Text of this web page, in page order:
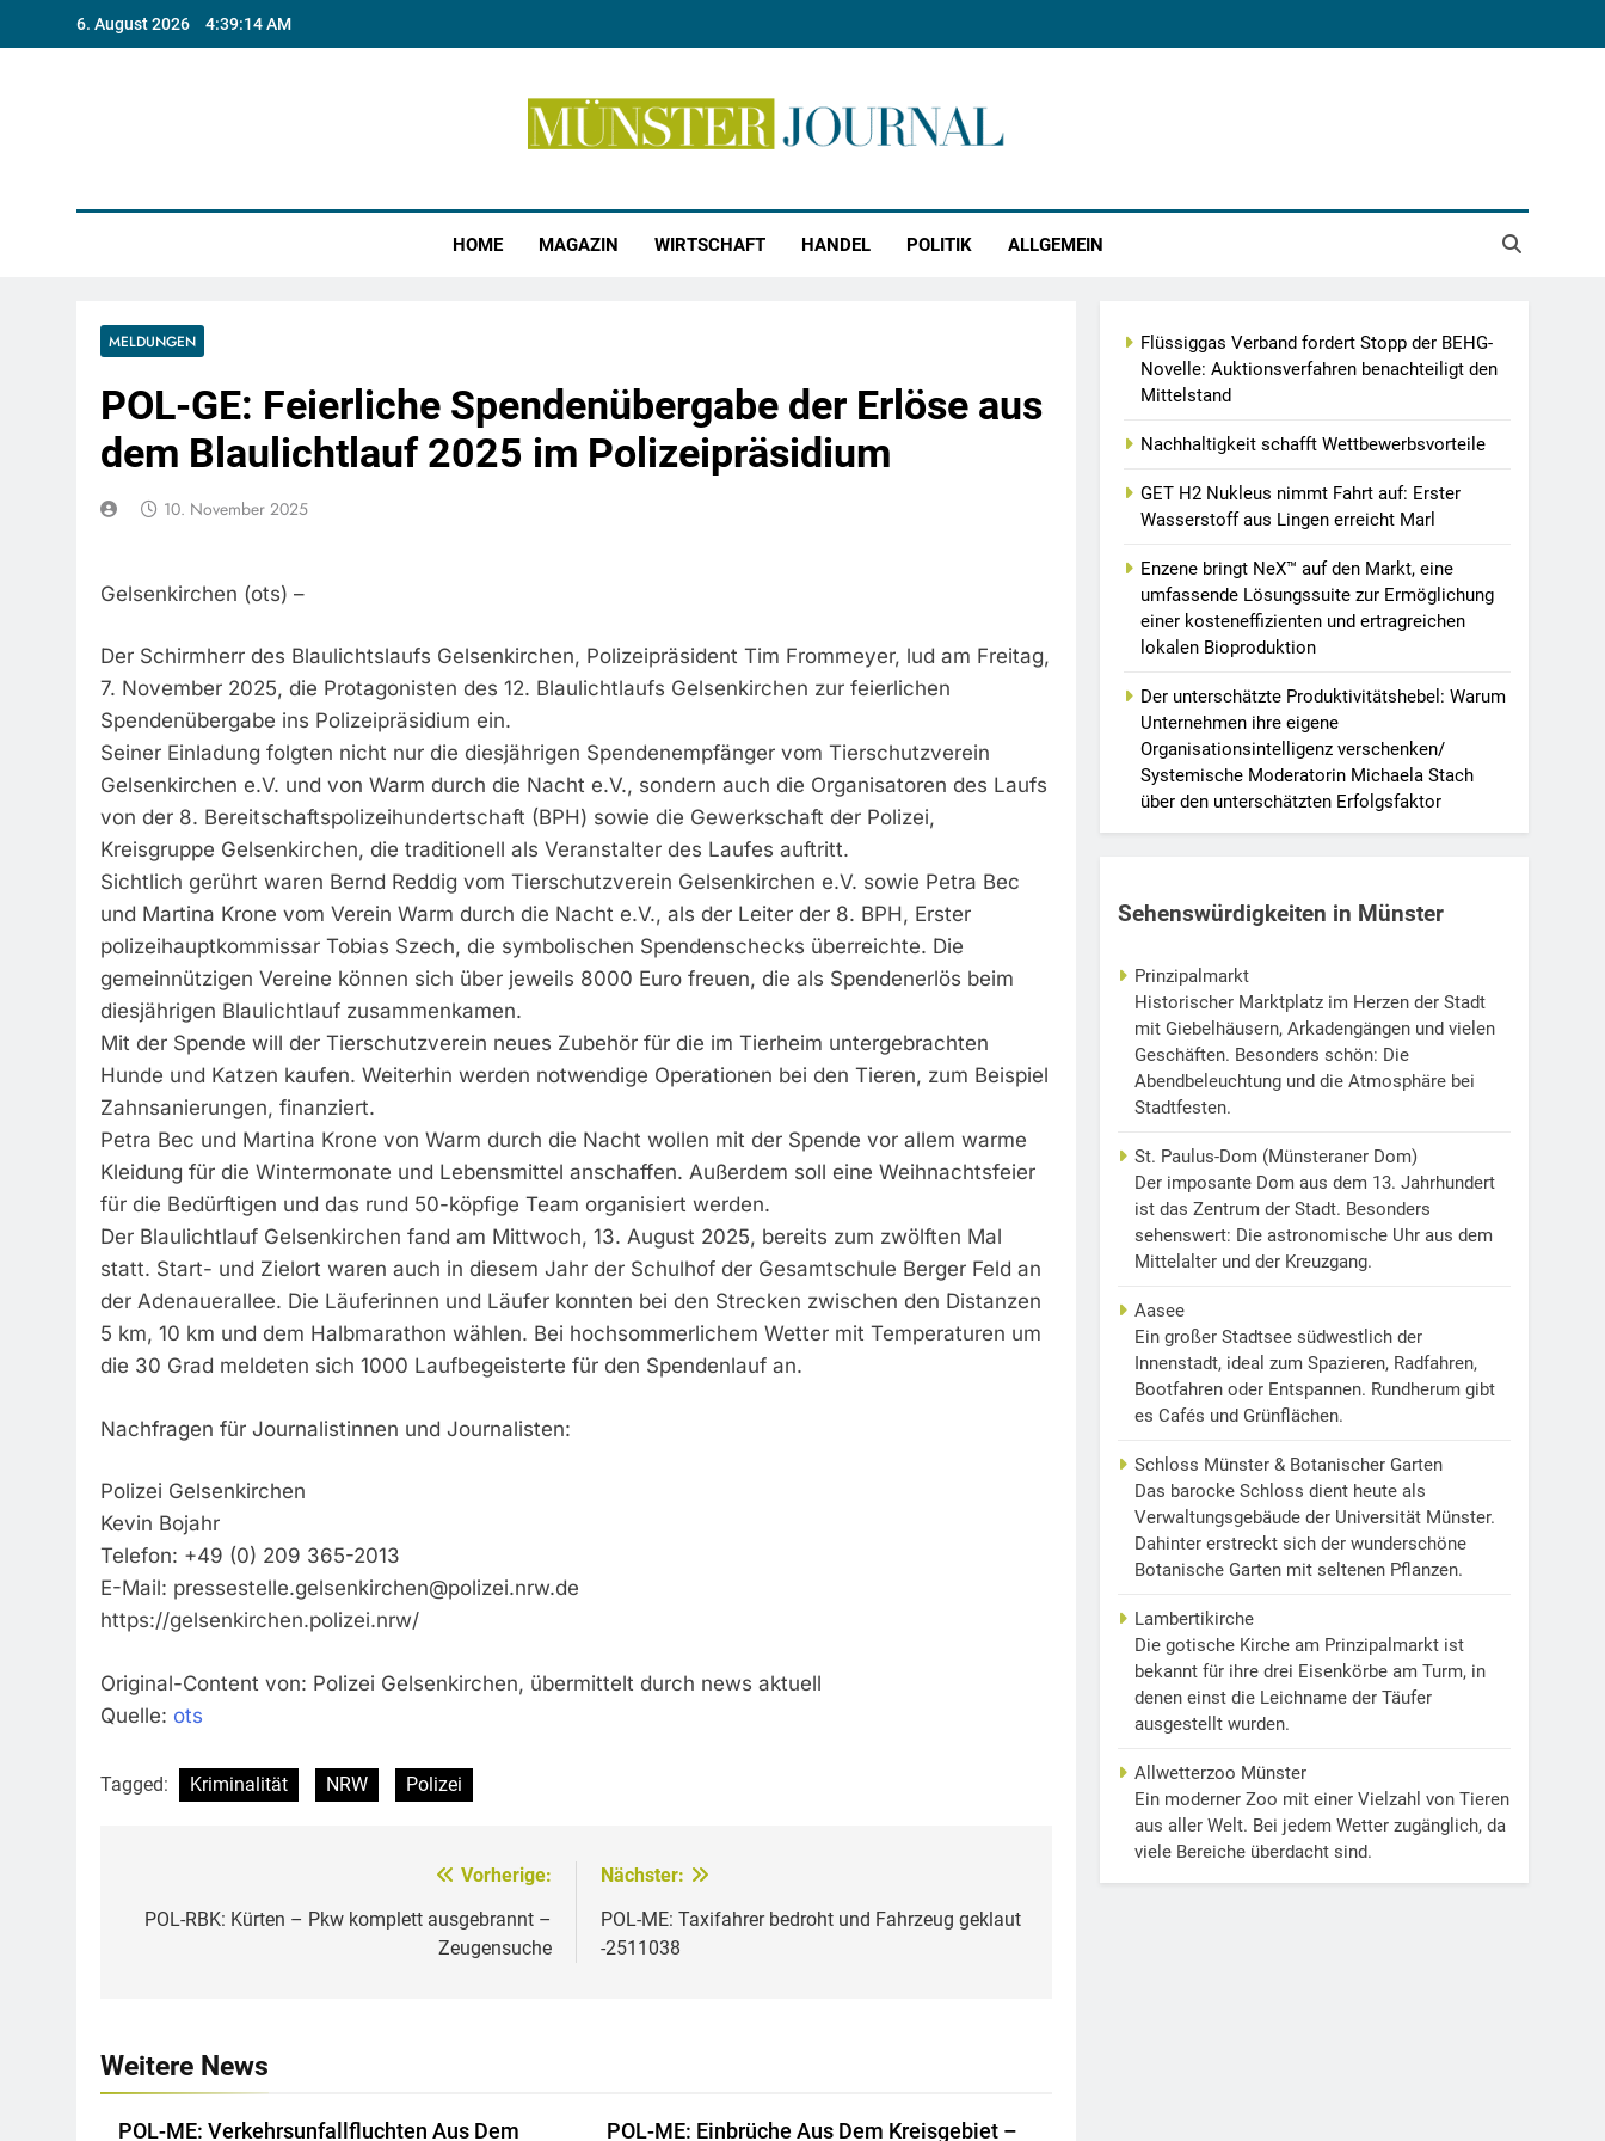
6. August 2026 4:39:14 AM
HOME MAGAZIN WIRTSCHAFT HANDEL POLITIK ALLGEMEIN
MELDUNGEN
POL-GE: Feierliche Spendenübergabe der Erlöse aus
dem Blaulichtlauf 2025 im Polizeipräsidium
10. November 2025
Gelsenkirchen (ots) –
Der Schirmherr des Blaulichtslaufs Gelsenkirchen, Polizeipräsident Tim Frommeyer, lud am Freitag,
7. November 2025, die Protagonisten des 12. Blaulichtlaufs Gelsenkirchen zur feierlichen
Spendenübergabe ins Polizeipräsidium ein.
Seiner Einladung folgten nicht nur die diesjährigen Spendenempfänger vom Tierschutzverein
Gelsenkirchen e.V. und von Warm durch die Nacht e.V., sondern auch die Organisatoren des Laufs
von der 8. Bereitschaftspolizeihundertschaft (BPH) sowie die Gewerkschaft der Polizei,
Kreisgruppe Gelsenkirchen, die traditionell als Veranstalter des Laufes auftritt.
Sichtlich gerührt waren Bernd Reddig vom Tierschutzverein Gelsenkirchen e.V. sowie Petra Bec
und Martina Krone vom Verein Warm durch die Nacht e.V., als der Leiter der 8. BPH, Erster
polizeihauptkommissar Tobias Szech, die symbolischen Spendenschecks überreichte. Die
gemeinnützigen Vereine können sich über jeweils 8000 Euro freuen, die als Spendenerlös beim
diesjährigen Blaulichtlauf zusammenkamen.
Mit der Spende will der Tierschutzverein neues Zubehör für die im Tierheim untergebrachten
Hunde und Katzen kaufen. Weiterhin werden notwendige Operationen bei den Tieren, zum Beispiel
Zahnsanierungen, finanziert.
Petra Bec und Martina Krone von Warm durch die Nacht wollen mit der Spende vor allem warme
Kleidung für die Wintermonate und Lebensmittel anschaffen. Außerdem soll eine Weihnachtsfeier
für die Bedürftigen und das rund 50-köpfige Team organisiert werden.
Der Blaulichtlauf Gelsenkirchen fand am Mittwoch, 13. August 2025, bereits zum zwölften Mal
statt. Start- und Zielort waren auch in diesem Jahr der Schulhof der Gesamtschule Berger Feld an
der Adenauerallee. Die Läuferinnen und Läufer konnten bei den Strecken zwischen den Distanzen
5 km, 10 km und dem Halbmarathon wählen. Bei hochsommerlichem Wetter mit Temperaturen um
die 30 Grad meldeten sich 1000 Laufbegeisterte für den Spendenlauf an.
Nachfragen für Journalistinnen und Journalisten:
Polizei Gelsenkirchen
Kevin Bojahr
Telefon: +49 (0) 209 365-2013
E-Mail: pressestelle.gelsenkirchen@polizei.nrw.de
https://gelsenkirchen.polizei.nrw/
Original-Content von: Polizei Gelsenkirchen, übermittelt durch news aktuell
Quelle: ots
Tagged: Kriminalität NRW Polizei
Vorherige:
POL-RBK: Kürten – Pkw komplett ausgebrannt –
Zeugensuche
Nächster:
POL-ME: Taxifahrer bedroht und Fahrzeug geklaut
-2511038
Weitere News
POL-ME: Verkehrsunfallfluchten Aus Dem POL-ME: Einbrüche Aus Dem Kreisgebiet –
Flüssiggas Verband fordert Stopp der BEHG-
Novelle: Auktionsverfahren benachteiligt den
Mittelstand
Nachhaltigkeit schafft Wettbewerbsvorteile
GET H2 Nukleus nimmt Fahrt auf: Erster
Wasserstoff aus Lingen erreicht Marl
Enzene bringt NeX™ auf den Markt, eine
umfassende Lösungssuite zur Ermöglichung
einer kosteneffizienten und ertragreichen
lokalen Bioproduktion
Der unterschätzte Produktivitätshebel: Warum
Unternehmen ihre eigene
Organisationsintelligenz verschenken/
Systemische Moderatorin Michaela Stach
über den unterschätzten Erfolgsfaktor
Sehenswürdigkeiten in Münster
Prinzipalmarkt
Historischer Marktplatz im Herzen der Stadt
mit Giebelhäusern, Arkadengängen und vielen
Geschäften. Besonders schön: Die
Abendbeleuchtung und die Atmosphäre bei
Stadtfesten.
St. Paulus-Dom (Münsteraner Dom)
Der imposante Dom aus dem 13. Jahrhundert
ist das Zentrum der Stadt. Besonders
sehenswert: Die astronomische Uhr aus dem
Mittelalter und der Kreuzgang.
Aasee
Ein großer Stadtsee südwestlich der
Innenstadt, ideal zum Spazieren, Radfahren,
Bootfahren oder Entspannen. Rundherum gibt
es Cafés und Grünflächen.
Schloss Münster & Botanischer Garten
Das barocke Schloss dient heute als
Verwaltungsgebäude der Universität Münster.
Dahinter erstreckt sich der wunderschöne
Botanische Garten mit seltenen Pflanzen.
Lambertikirche
Die gotische Kirche am Prinzipalmarkt ist
bekannt für ihre drei Eisenkörbe am Turm, in
denen einst die Leichname der Täufer
ausgestellt wurden.
Allwetterzoo Münster
Ein moderner Zoo mit einer Vielzahl von Tieren
aus aller Welt. Bei jedem Wetter zugänglich, da
viele Bereiche überdacht sind.